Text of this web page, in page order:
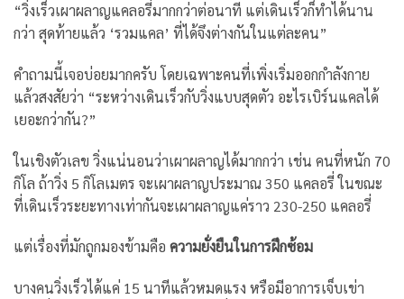
“วิ่งเร็วเผาผลาญแคลอรี่มากกว่าต่อนาที แต่เดินเร็วก็ทำได้นาน
กว่า สุดท้ายแล้ว ‘รวมแคล’ ที่ได้จึงต่างกันในแต่ละคน”
คำถามนี้เจอบ่อยมากครับ โดยเฉพาะคนที่เพิ่งเริ่มออกกำลังกาย
แล้วสงสัยว่า “ระหว่างเดินเร็วกับวิ่งแบบสุดตัว อะไรเบิร์นแคลได้
เยอะกว่ากัน?”
ในเชิงตัวเลข วิ่งแน่นอนว่าเผาผลาญได้มากกว่า เช่น คนที่หนัก 70
กิโล ถ้าวิ่ง 5 กิโลเมตร จะเผาผลาญประมาณ 350 แคลอรี่ ในขณะ
ที่เดินเร็วระยะทางเท่ากันจะเผาผลาญแค่ราว 230-250 แคลอรี่
แต่เรื่องที่มักถูกมองข้ามคือ ความยั่งยืนในการฝึกซ้อม
บางคนวิ่งเร็วได้แค่ 15 นาทีแล้วหมดแรง หรือมีอาการเจ็บเข่า